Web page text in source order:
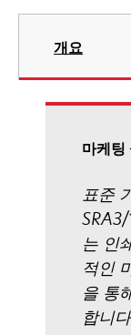
새
서
개요
마케팅
표준
는 인
적인
을 통
합니